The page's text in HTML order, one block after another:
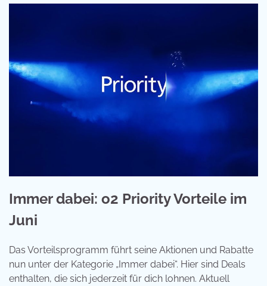
Immer dabei: o2 Priority Vorteile im
Juni
Das Vorteilsprogramm führt seine Aktionen und Rabatte
nun unter der Kategorie „Immer dabei“. Hier sind Deals
enthalten, die sich jederzeit für dich lohnen. Aktuell